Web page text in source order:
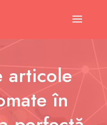
articole
în